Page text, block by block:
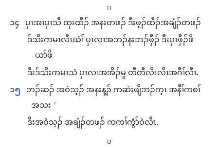
ח
၁၄ ပှၤအၢ​ပှၤသီ ထုးထီၣ်​ အ​နး​တဖၣ်​ ဒီး​ဖ့ၣ်ထီၣ်​အ​ချံၣ်​တဖၣ်
ဒ်သိး​က​မၤ​လီၤဃံၢ် ပှၤလၢ​အ​ဘၣ်နး​ဘၣ်ဖှီၣ်​ ဒီး​ပှၤဖှီၣ်​ဖိ​
ယာ်ဖိ
ဒီး​ဒ်သိး​က​မၤသံ ပှၤလၢ​အ​အိၣ်မူ တီတီ​လိၤလိၤ​အဂီၢ်​လီၤ.
၁၅ ဘၣ်ဆၣ်​ အဝဲသ့ၣ်​ အ​နး​န့ၣ်​ က​ဆဲးဖျိ​ဘၣ်က့ၤ အ​နီၢ်ကစၢ်​
အသး +
ဒီး​အဝဲသ့ၣ်​ အ​ချံၣ်​တဖၣ်​ က​ကၢ်​ကွံာ်​ဝဲ​လီၤ.
ט